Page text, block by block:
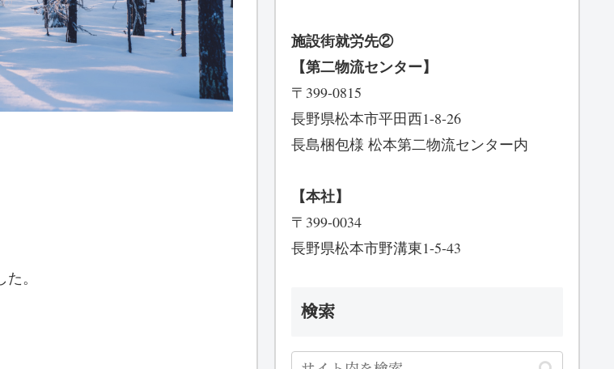
。
施設街就労先②
【第二物流センター】
〒399-0815
長野県松本市平田西1-8-26
長島梱包様 松本第二物流センター内
【本社】
〒399-0034
長野県松本市野溝東1-5-43
検索